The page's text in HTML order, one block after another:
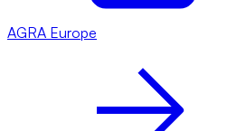
AGRA Europe